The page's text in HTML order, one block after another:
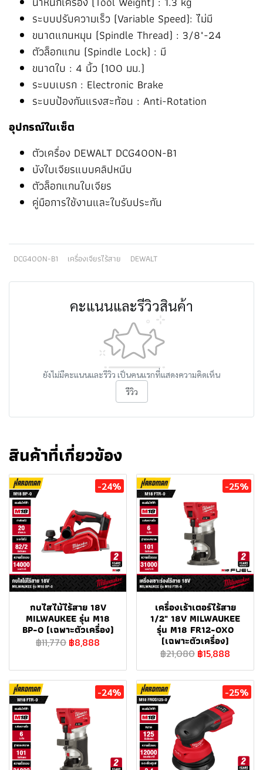
ระบบปรับความเร็ว (Variable Speed): ไม่มี
ขนาดแกนหมุน (Spindle Thread) : 3/8"-24
ตัวล็อกแกน (Spindle Lock) : มี
ขนาดใบ : 4 นิ้ว (100 มม.)
ระบบเบรก : Electronic Brake
ระบบป้องกันแรงสะท้อน : Anti-Rotation
อุปกรณ์ในเซ็ต
ตัวเครื่อง DEWALT DCG400N-B1
บังใบเจียรแบบคลิปหนีบ
ตัวล็อกแกนใบเจียร
คู่มือการใช้งานและใบรับประกัน
DCG400N-B1 เครื่องเจียรไร้สาย DEWALT
คะแนนและรีวิวสินค้า
ยังไม่มีคะแนนและรีวิว เป็นคนแรกที่แสดงความคิดเห็น
รีวิว
สินค้าที่เกี่ยวข้อง
-24%
กบไสไม้ไร้สาย 18V
MILWAUKEE รุ่น M18
BP-0 (เฉพาะตัวเครื่อง)
฿11,770 ฿8,888
-25%
เครื่องเร้าเตอร์ไร้สาย
1/2" 18V MILWAUKEE
รุ่น M18 FR12-0X0
(เฉพาะตัวเครื่อง)
฿21,080 ฿15,888
-24% -25%